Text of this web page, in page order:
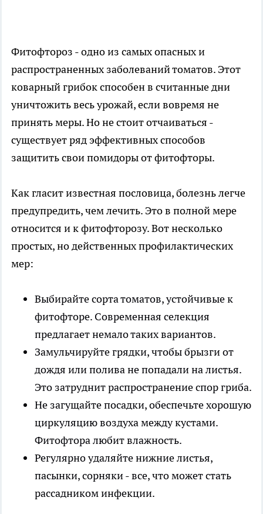
Фитофтороз - одно из самых опасных и
распространенных заболеваний томатов. Этот
коварный грибок способен в считанные дни
уничтожить весь урожай, если вовремя не
принять меры. Но не стоит отчаиваться -
существует ряд эффективных способов
защитить свои помидоры от фитофторы.
Как гласит известная пословица, болезнь легче
предупредить, чем лечить. Это в полной мере
относится и к фитофторозу. Вот несколько
простых, но действенных профилактических
мер:
Выбирайте сорта томатов, устойчивые к
фитофторе. Современная селекция
предлагает немало таких вариантов.
Замульчируйте грядки, чтобы брызги от
дождя или полива не попадали на листья.
Это затруднит распространение спор гриба.
Не загущайте посадки, обеспечьте хорошую
циркуляцию воздуха между кустами.
Фитофтора любит влажность.
Регулярно удаляйте нижние листья,
пасынки, сорняки - все, что может стать
рассадником инфекции.